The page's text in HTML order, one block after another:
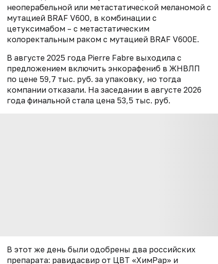
неоперабельной или метастатической меланомой с
мутацией BRAF V600, в комбинации с
цетуксимабом – с метастатическим
колоректальным раком с мутацией BRAF V600E.
В августе 2025 года Pierre Fabre выходила с
предложением включить энкорафениб в ЖНВЛП
по цене 59,7 тыс. руб. за упаковку, но тогда
компании отказали. На заседании в августе 2026
года финальной стала цена 53,5 тыс. руб.
В этот же день были одобрены два российских
препарата: равидасвир от ЦВТ «ХимРар» и